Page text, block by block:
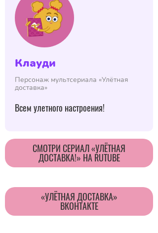
Клауди
Персонаж мультсериала «Улётная
доставка»
Всем улетного настроения!
CМОТРИ СЕРИАЛ «УЛЁТНАЯ
ДОСТАВКА!» НА RUTUBE
«УЛЁТНАЯ ДОСТАВКА»
ВКОНТАКТЕ